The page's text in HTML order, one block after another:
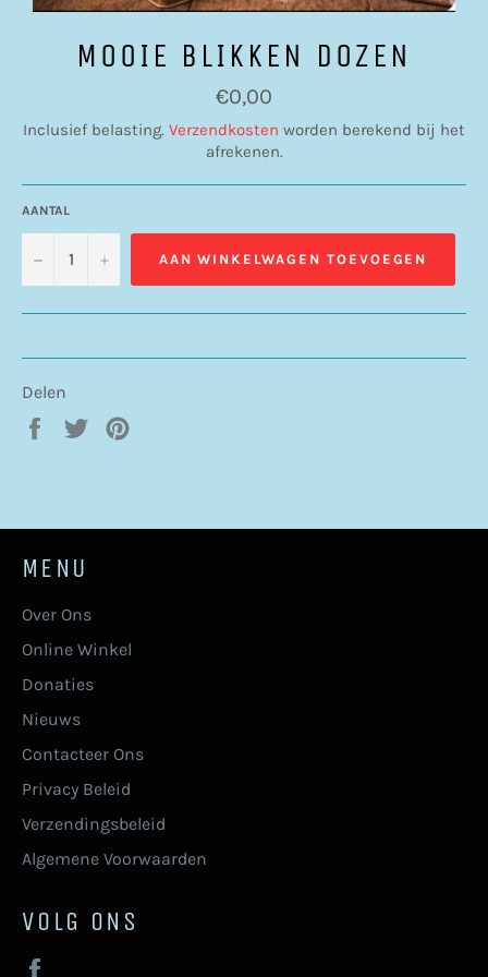
MOOIE BLIKKEN DOZEN
Normale
prijs
€0,00
Inclusief belasting. Verzendkosten worden berekend bij het
afrekenen.
AANTAL
− + AAN WINKELWAGEN TOEVOEGEN
Delen
Delen
Twitteren
MENU
Over Ons
Online Winkel
Donaties
Nieuws
Contacteer Ons
Privacy Beleid
Verzendingsbeleid
Algemene Voorwaarden
VOLG ONS